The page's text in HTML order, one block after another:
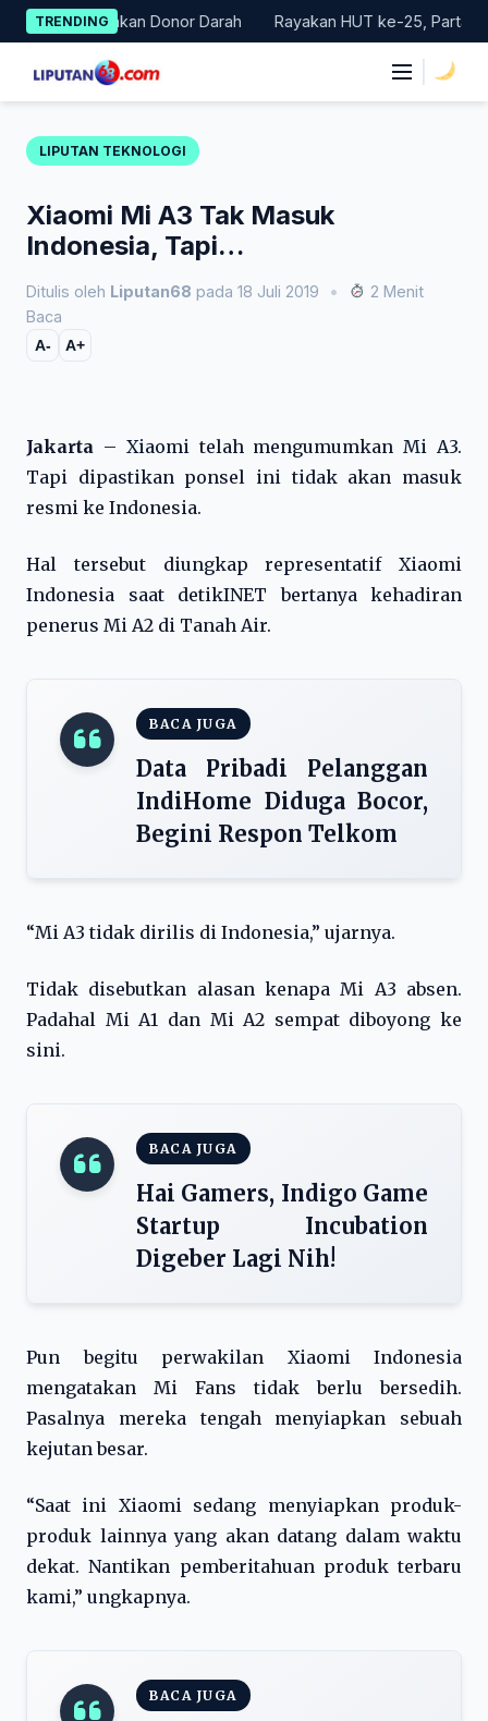
Skip
to
content
TRENDING
Gerakan Donor Darah Rayakan HUT ke-25, Partai
LIPUTAN TEKNOLOGI
Xiaomi Mi A3 Tak Masuk
Indonesia, Tapi…
Ditulis oleh Liputan68 pada 18 Juli 2019 •
2 Menit
Baca
A- A+
Jakarta – Xiaomitelah mengumumkanMi A3.
Tapi dipastikan ponsel ini tidak akan masuk
resmi ke Indonesia.
Hal tersebut diungkap representatif Xiaomi
Indonesia saat detikINET bertanya kehadiran
penerus Mi A2 di Tanah Air.
BACA JUGA
Data Pribadi Pelanggan
IndiHome Diduga Bocor,
Begini Respon Telkom
“Mi A3 tidak dirilis di Indonesia,” ujarnya.
Tidak disebutkan alasan kenapa Mi A3 absen.
Padahal Mi A1 dan Mi A2 sempat diboyong ke
sini.
BACA JUGA
Hai Gamers, Indigo Game
Startup Incubation
Digeber Lagi Nih!
Pun begitu perwakilan Xiaomi Indonesia
mengatakan Mi Fans tidak berlu bersedih.
Pasalnya mereka tengah menyiapkan sebuah
kejutan besar.
“Saat ini Xiaomi sedang menyiapkan produk-
produk lainnya yang akan datang dalam waktu
dekat. Nantikan pemberitahuan produk terbaru
kami,” ungkapnya.
BACA JUGA